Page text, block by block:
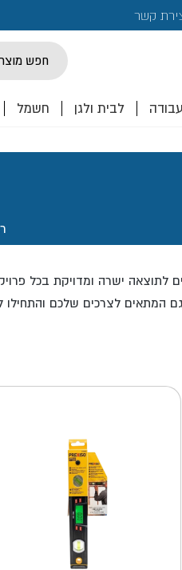
קשרלכם!
Products
search
לבית ולגן חשמל
לתוצאה ישרה ומדויקת בכל
המתאים לצרכים שלכם והתחילו